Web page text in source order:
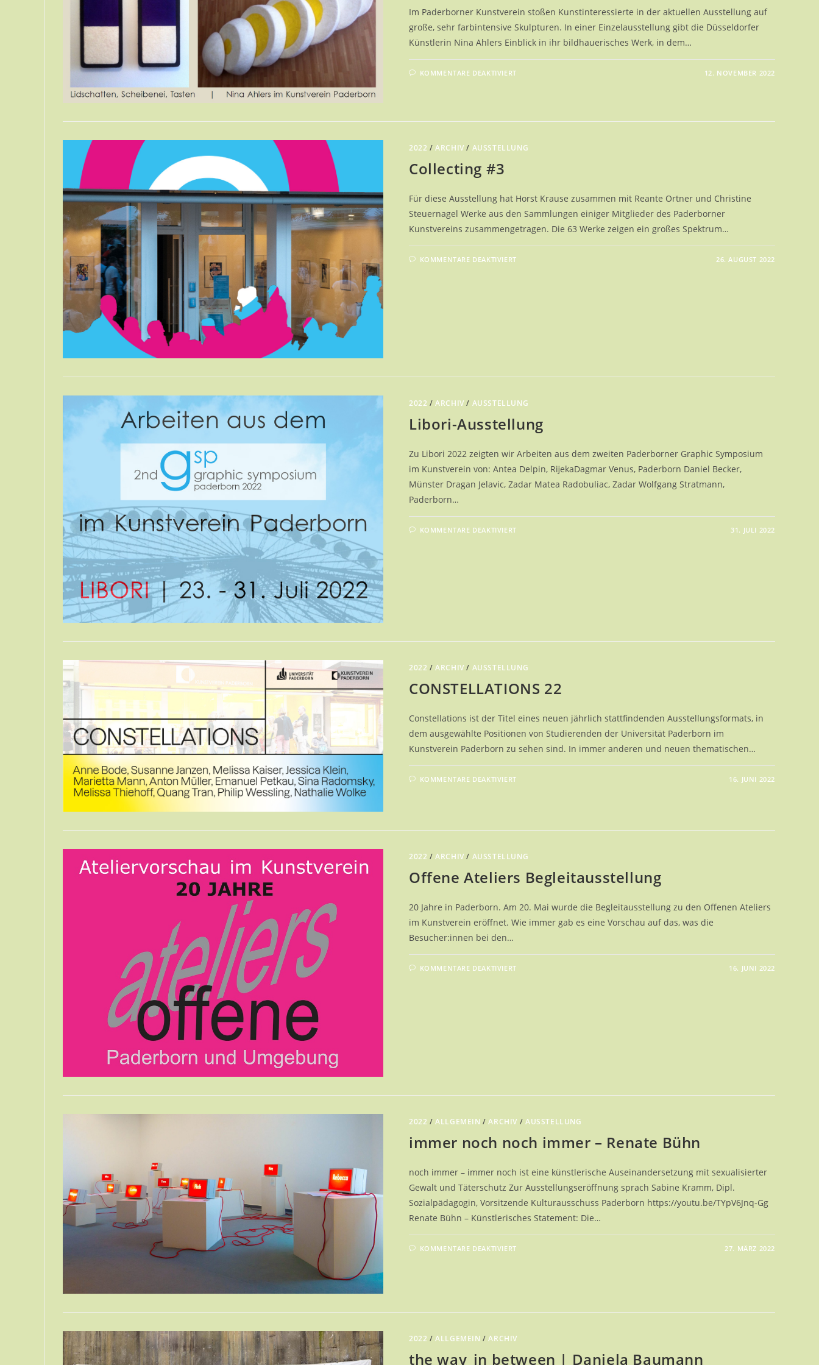
Im Paderborner Kunstverein stoßen Kunstinteressierte in der aktuellen Ausstellung auf
große, sehr farbintensive Skulpturen. In einer Einzelausstellung gibt die Düsseldorfer
Künstlerin Nina Ahlers Einblick in ihr bildhauerisches Werk, in dem…
KOMMENTARE DEAKTIVIERTFÜR
AHLERS
12. NOVEMBER 2022
2022 /ARCHIV / AUSSTELLUNG
Collecting #3
Für diese Ausstellung hat Horst Krause zusammen mit Reante Ortner und Christine
Steuernagel Werke aus den Sammlungen einiger Mitglieder des Paderborner
Kunstvereins zusammengetragen. Die 63 Werke zeigen ein großes Spektrum…
KOMMENTARE DEAKTIVIERTFÜR 26. AUGUST 2022
2022 /ARCHIV / AUSSTELLUNG
Libori-Ausstellung
Zu Libori 2022 zeigten wir Arbeiten aus dem zweiten Paderborner Graphic Symposium
im Kunstverein von: Antea Delpin, RĳekaDagmar Venus, Paderborn Daniel Becker,
Münster Dragan Jelavic, Zadar Matea Radobuliac, Zadar Wolfgang Stratmann,
Paderborn…
KOMMENTARE DEAKTIVIERTFÜR 31. JULI 2022
2022 /ARCHIV / AUSSTELLUNG
CONSTELLATIONS 22
Constellations ist der Titel eines neuen jährlich stattfindenden Ausstellungsformats, in
dem ausgewählte Positionen von Studierenden der Universität Paderborn im
Kunstverein Paderborn zu sehen sind. In immer anderen und neuen thematischen…
KOMMENTARE DEAKTIVIERTFÜR 16. JUNI 2022
2022 /ARCHIV / AUSSTELLUNG
Offene Ateliers Begleitausstellung
20 Jahre in Paderborn. Am 20. Mai wurde die Begleitausstellung zu den Offenen Ateliers
im Kunstverein eröffnet. Wie immer gab es eine Vorschau auf das, was die
Besucher:innen bei den…
KOMMENTARE DEAKTIVIERTFÜR 16. JUNI 2022
2022 /ALLGEMEIN /ARCHIV / AUSSTELLUNG
immer noch noch immer – Renate Bühn
noch immer – immer noch ist eine künstlerische Auseinandersetzung mit sexualisierter
Gewalt und Täterschutz Zur Ausstellungseröffnung sprach Sabine Kramm, Dipl.
Sozialpädagogin, Vorsitzende Kulturausschuss Paderborn https://youtu.be/TYpV6Jnq-Gg
Renate Bühn – Künstlerisches Statement: Die…
KOMMENTARE DEAKTIVIERTFÜR 27. MÄRZ 2022
2022 /ALLGEMEIN /ARCHIV
the way_in between | Daniela Baumann